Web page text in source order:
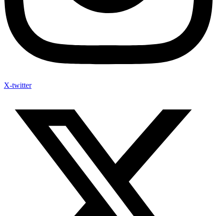
X-twitter